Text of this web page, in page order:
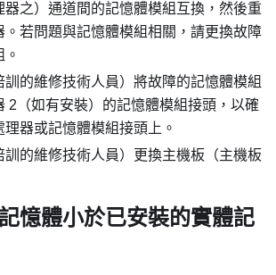
器之）通道間的記憶體模組互換，然後重
。若問題與記憶體模組相關，請更換故障
訓的維修技術人員）將故障的記憶體模組
2（如有安裝）的記憶體模組接頭，以確
器或記憶體模組接頭上。
訓的維修技術人員）更換主機板（主機板
憶體小於已安裝的實體記